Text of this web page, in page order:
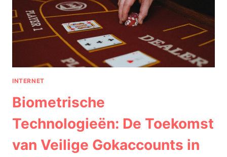
INTERNET
Biometrische
Technologieën: De Toekomst
van Veilige Gokaccounts in